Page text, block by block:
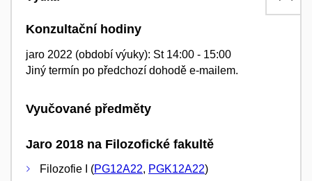
Konzultační hodiny
jaro 2022 (období výuky): St 14:00 - 15:00
Jiný termín po předchozí dohodě e-mailem.
Vyučované předměty
Jaro 2018 na Filozofické fakultě
Filozofie I (PG12A22, PGK12A22)